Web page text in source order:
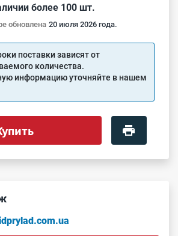
более 100 шт.
обновлена 20 июля 2026 года.
поставки зависят от
количества.
информацию уточняйте в нашем